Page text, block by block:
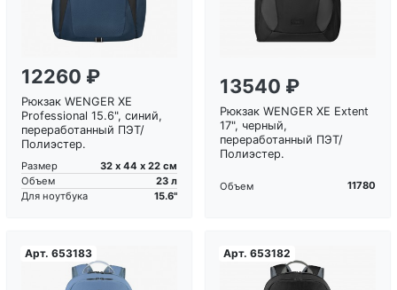
12260 ₽
Рюкзак WENGER XE
Professional 15.6", синий,
переработанный ПЭТ/
Полиэстер.
Размер
32 х 44 х 22 см
Объем
23 л
Для ноутбука
15.6"
13540 ₽
Рюкзак WENGER XE Extent
17", черный,
переработанный ПЭТ/
Полиэстер.
Объем 11780
Арт. 653183 Арт. 653182